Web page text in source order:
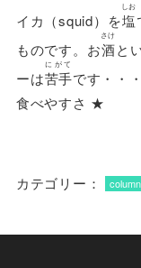
イカ（squid）を塩
しお
ものです。お酒
さけ
と
ーは苦手
にがて
です・・・
食べやすさ ★
カテゴリー： column